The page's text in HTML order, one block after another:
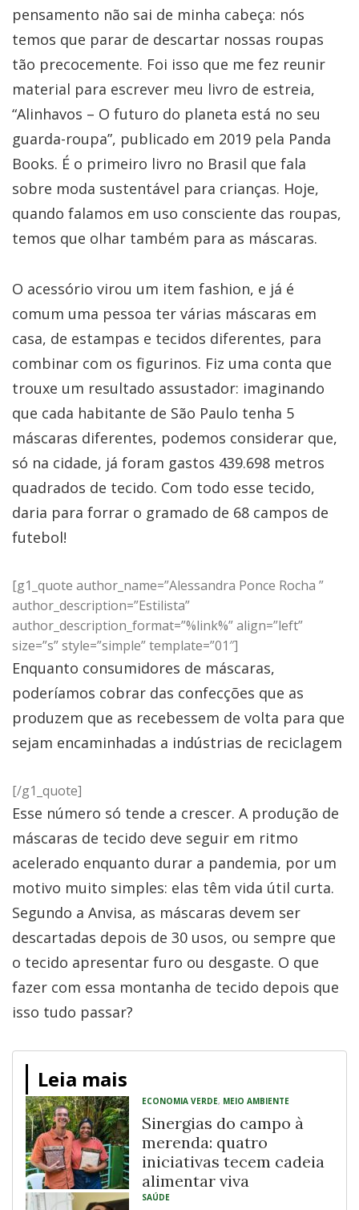
pensamento não sai de minha cabeça: nós
temos que parar de descartar nossas roupas
tão precocemente. Foi isso que me fez reunir
material para escrever meu livro de estreia,
“Alinhavos – O futuro do planeta está no seu
guarda-roupa”, publicado em 2019 pela Panda
Books. É o primeiro livro no Brasil que fala
sobre moda sustentável para crianças. Hoje,
quando falamos em uso consciente das roupas,
temos que olhar também para as máscaras.
O acessório virou um item fashion, e já é
comum uma pessoa ter várias máscaras em
casa, de estampas e tecidos diferentes, para
combinar com os figurinos. Fiz uma conta que
trouxe um resultado assustador: imaginando
que cada habitante de São Paulo tenha 5
máscaras diferentes, podemos considerar que,
só na cidade, já foram gastos 439.698 metros
quadrados de tecido. Com todo esse tecido,
daria para forrar o gramado de 68 campos de
futebol!
[g1_quote author_name=”Alessandra Ponce Rocha ”
author_description=”Estilista”
author_description_format=”%link%” align=”left”
size=”s” style=”simple” template=”01″]
Enquanto consumidores de máscaras,
poderíamos cobrar das confecções que as
produzem que as recebessem de volta para que
sejam encaminhadas a indústrias de reciclagem
[/g1_quote]
Esse número só tende a crescer. A produção de
máscaras de tecido deve seguir em ritmo
acelerado enquanto durar a pandemia, por um
motivo muito simples: elas têm vida útil curta.
Segundo a Anvisa, as máscaras devem ser
descartadas depois de 30 usos, ou sempre que
o tecido apresentar furo ou desgaste. O que
fazer com essa montanha de tecido depois que
isso tudo passar?
Leia mais
ECONOMIA VERDE, MEIO AMBIENTE
Sinergias do campo à
merenda: quatro
iniciativas tecem cadeia
alimentar viva
SAÚDE